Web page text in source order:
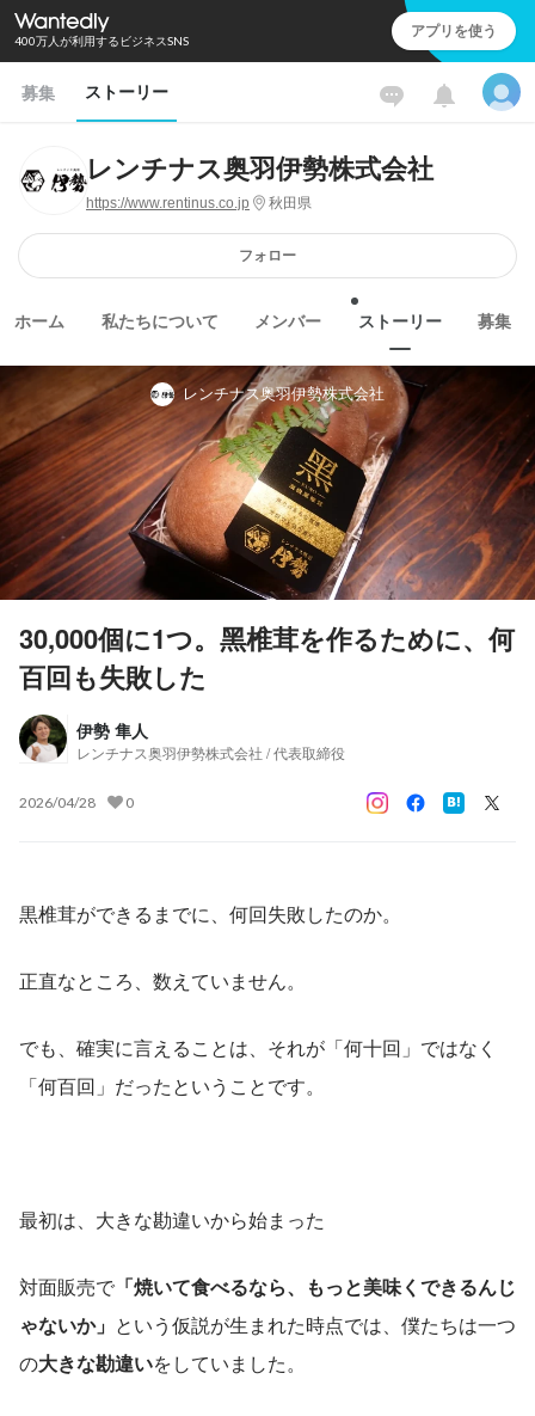
400万人が利用するビジネスSNS アプリを使う
募集 ストーリー
レンチナス奥羽伊勢株式会社
https://www.rentinus.co.jp 秋田県
フォロー
ホーム 私たちについて メンバー ストーリー 募集
レンチナス奥羽伊勢株式会社
30,000個に1つ。黑椎茸を作るために、何
百回も失敗した
伊勢 隼人
レンチナス奥羽伊勢株式会社 / 代表取締役
2026/04/28 0
黒椎茸ができるまでに、何回失敗したのか。
正直なところ、数えていません。
でも、確実に言えることは、それが「何十回」ではなく
「何百回」だったということです。
最初は、大きな勘違いから始まった
対面販売で 「焼いて食べるなら、もっと美味くできるんじ
ゃないか」 という仮説が生まれた時点では、僕たちは一つ
の大きな勘違いをしていました。